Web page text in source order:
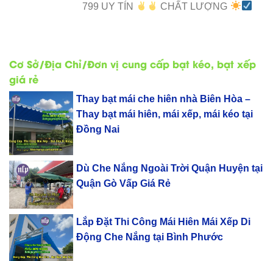
799 UY TÍN
CHẤT LƯỢNG
Cơ Sở/Địa Chỉ/Đơn vị cung cấp bạt kéo, bạt xếp
giá rẻ
Thay bạt mái che hiên nhà Biên Hòa –
Thay bạt mái hiên, mái xếp, mái kéo tại
Đồng Nai
Dù Che Nắng Ngoài Trời Quận Huyện tại
Quận Gò Vấp Giá Rẻ
Lắp Đặt Thi Công Mái Hiên Mái Xếp Di
Động Che Nắng tại Bình Phước